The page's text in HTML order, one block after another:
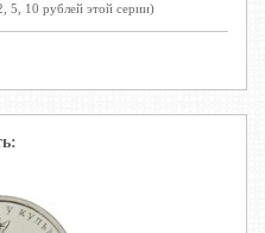
5, 10 рублей этой серии)